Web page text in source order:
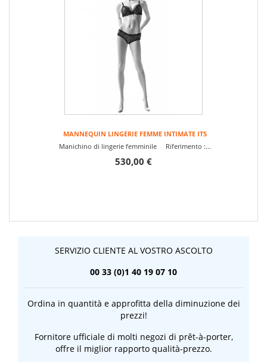
MANNEQUIN LINGERIE FEMME INTIMATE IT5
Manichino di lingerie femminile Riferimento :...
530,00 €
SERVIZIO CLIENTE AL VOSTRO ASCOLTO
00 33 (0)1 40 19 07 10
Ordina in quantità e approfitta della diminuzione dei
prezzi!
Fornitore ufficiale di molti negozi di prêt-à-porter,
offre il miglior rapporto qualità-prezzo.